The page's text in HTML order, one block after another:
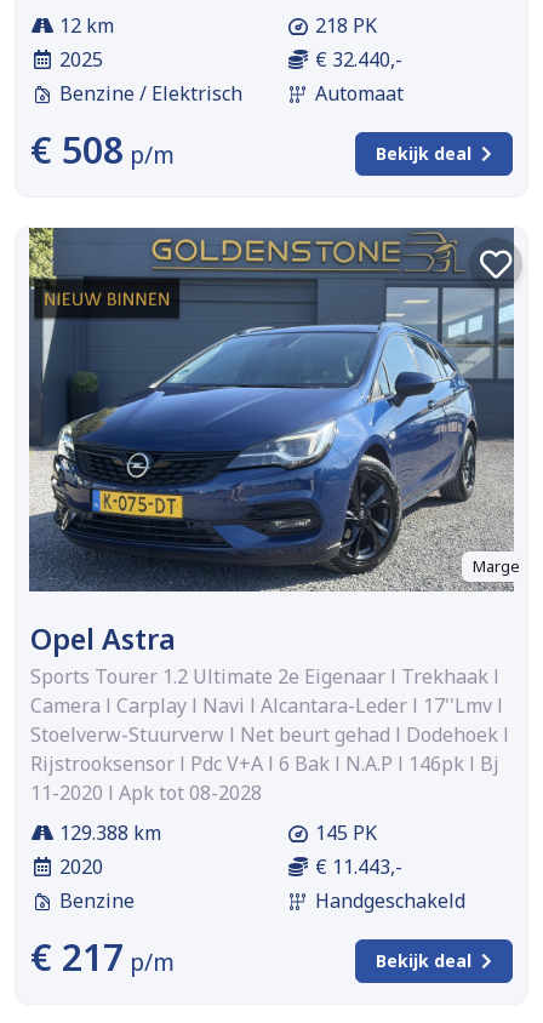
12 km
2025
Benzine / Elektrisch
218 PK
€ 32.440,-
Automaat
€ 508 p/m Bekijk deal
Marge
Opel Astra
Sports Tourer 1.2 Ultimate 2e Eigenaar l Trekhaak l
Camera l Carplay l Navi l Alcantara-Leder l 17''Lmv l
Stoelverw-Stuurverw l Net beurt gehad l Dodehoek l
Rijstrooksensor l Pdc V+A l 6 Bak l N.A.P l 146pk l Bj
11-2020 l Apk tot 08-2028
129.388 km
2020
Benzine
145 PK
€ 11.443,-
Handgeschakeld
€ 217 p/m Bekijk deal